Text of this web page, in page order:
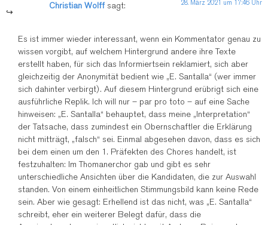
Christian Wolff sagt: 28. März 2021 um 17:46 Uhr
Es ist immer wieder interessant, wenn ein Kommentator genau zu
wissen vorgibt, auf welchem Hintergrund andere ihre Texte
erstellt haben, für sich das Informiertsein reklamiert, sich aber
gleichzeitig der Anonymität bedient wie „E. Santalla“ (wer immer
sich dahinter verbirgt). Auf diesem Hintergrund erübrigt sich eine
ausführliche Replik. Ich will nur – par pro toto – auf eine Sache
hinweisen: „E. Santalla“ behauptet, dass meine „Interpretation“
der Tatsache, dass zumindest ein Obernschaftler die Erklärung
nicht mitträgt, „falsch“ sei. Einmal abgesehen davon, dass es sich
bei dem einen um den 1. Präfekten des Chores handelt, ist
festzuhalten: Im Thomanerchor gab und gibt es sehr
unterschiedliche Ansichten über die Kandidaten, die zur Auswahl
standen. Von einem einheitlichen Stimmungsbild kann keine Rede
sein. Aber wie gesagt: Erhellend ist das nicht, was „E. Santalla“
schreibt, eher ein weiterer Belegt dafür, dass die